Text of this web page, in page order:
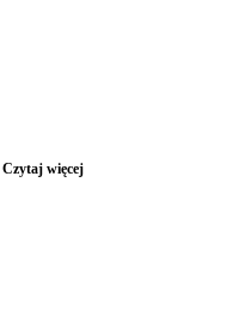
Czytaj więcej